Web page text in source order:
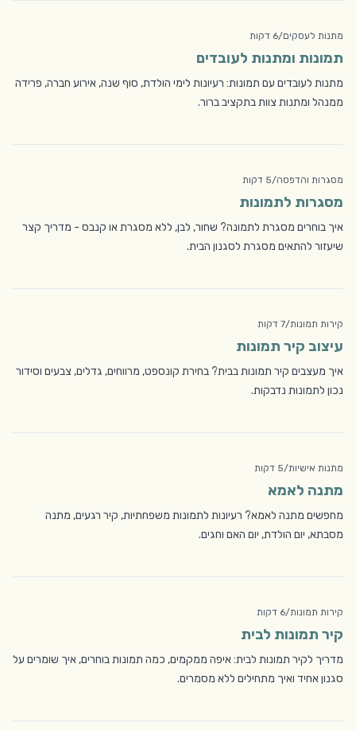
מתנות לעסקים/6 דקות
תמונות ומתנות לעובדים
מתנות לעובדים עם תמונות: רעיונות לימי הולדת, סוף שנה, אירוע חברה, פרידה
ממנהל ומתנות צוות בתקציב ברור.
מסגרות והדפסה/5 דקות
מסגרות לתמונות
איך בוחרים מסגרת לתמונה? שחור, לבן, ללא מסגרת או קנבס - מדריך קצר
שיעזור להתאים מסגרת לסגנון הבית.
קירות תמונות/7 דקות
עיצוב קיר תמונות
איך מעצבים קיר תמונות בבית? בחירת קונספט, מרווחים, גדלים, צבעים וסידור
נכון לתמונות נדבקות.
מתנות אישיות/5 דקות
מתנה לאמא
מחפשים מתנה לאמא? רעיונות לתמונות משפחתיות, קיר רגעים, מתנה
מסבתא, יום הולדת, יום האם וחגים.
קירות תמונות/6 דקות
קיר תמונות לבית
מדריך לקיר תמונות לבית: איפה ממקמים, כמה תמונות בוחרים, איך שומרים על
סגנון אחיד ואיך מתחילים ללא מסמרים.